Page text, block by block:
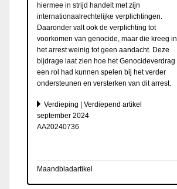
hiermee in strijd handelt met zijn
internationaalrechtelijke verplichtingen.
Daaronder valt ook de verplichting tot
voorkomen van genocide, maar die kreeg in
het arrest weinig tot geen aandacht. Deze
bijdrage laat zien hoe het Genocideverdrag
een rol had kunnen spelen bij het verder
ondersteunen en versterken van dit arrest.
Verdieping | Verdiepend artikel
september 2024
AA20240736
Maandbladartikel